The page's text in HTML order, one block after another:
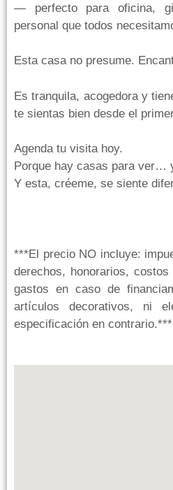
— perfecto para oficina,
personal que todos
Esta casa no presume.
Es tranquila, acogedora y
te sientas bien desde el
Agenda tu visita hoy.
Porque hay casas para ver…
Y esta, créeme, se siente
***El precio NO incluye:
derechos, honorarios,
gastos en caso de
artículos decorativos, ni
especificación en contrario.***